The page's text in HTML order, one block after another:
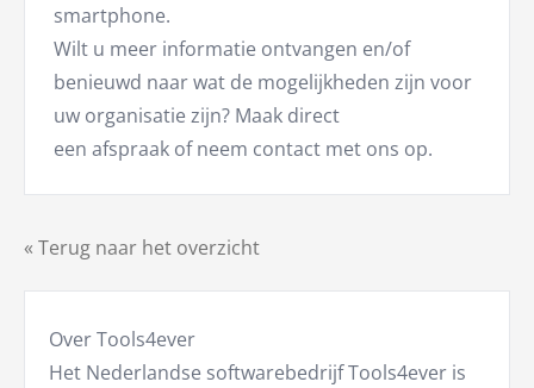
« Terug naar het overzicht
Over Tools4ever
Het Nederlandse softwarebedrijf Tools4ever is
smartphone.
Wilt u meer informatie ontvangen en/of
benieuwd naar wat de mogelijkheden zijn voor
uw organisatie zijn? Maak direct
een afspraak of neem contact met ons op.